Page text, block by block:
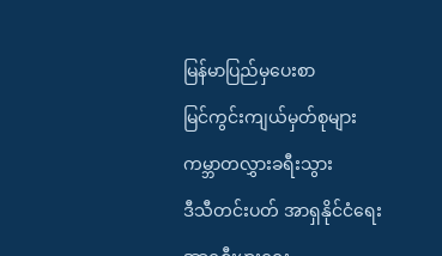
မြန်မာပြည်မှပေးစာ
မြင်ကွင်းကျယ်မှတ်စုများ
ကမ္ဘာတလွှားခရီးသွား
ဒီသီတင်းပတ် အာရှနိုင်ငံရေး